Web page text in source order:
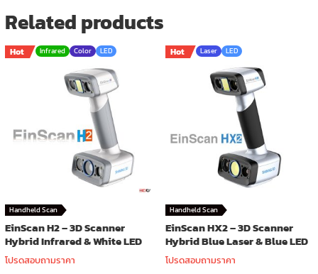
Related products
Hot Infrared Color LED
Handheld Scan
EinScan H2 – 3D Scanner
Hybrid Infrared & White LED
โปรดสอบถามราคา
Hot Laser LED
Handheld Scan
EinScan HX2 – 3D Scanner
Hybrid Blue Laser & Blue LED
โปรดสอบถามราคา